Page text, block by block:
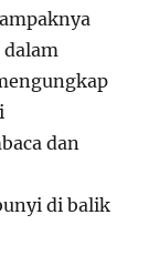
dan
di balik